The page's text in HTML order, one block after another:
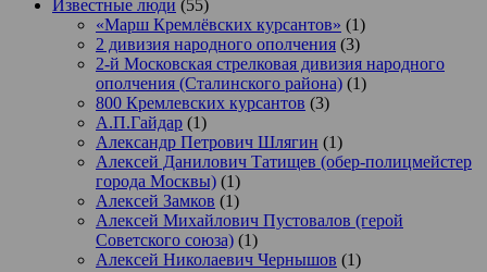
Известные люди (55)
«Марш Кремлёвских курсантов» (1)
2 дивизия народного ополчения (3)
2-й Московская стрелковая дивизия народного
ополчения (Сталинского района) (1)
800 Кремлевских курсантов (3)
А.П.Гайдар (1)
Александр Петрович Шлягин (1)
Алексей Данилович Татищев (обер-полицмейстер
города Москвы) (1)
Алексей Замков (1)
Алексей Михайлович Пустовалов (герой
Советского союза) (1)
Алексей Николаевич Чернышов (1)